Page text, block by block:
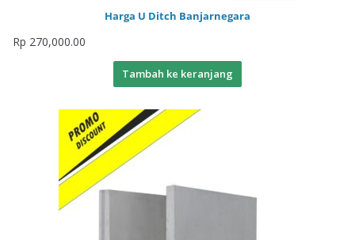
Harga U Ditch Banjarnegara
Rp 270,000.00
Tambah ke keranjang